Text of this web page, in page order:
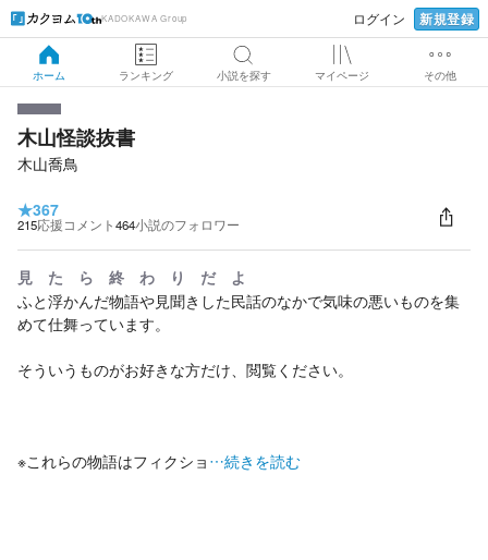
KADOKAWA Group ログイン 新規登録
ホーム ランキング 小説を探す マイページ その他
木山怪談抜書
木山喬鳥
★367
215応援コメント464小説のフォロワー
見 た ら 終 わ り だ よ
ふと浮かんだ物語や見聞きした民話のなかで気味の悪いものを集
めて仕舞っています。
そういうものがお好きな方だけ、閲覧ください。
※これらの物語はフィクショ …続きを読む